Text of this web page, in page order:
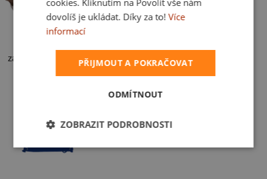
zástěra
cookies. Kliknutím na Povolit vše nám
dovolíš je ukládat. Díky za to! Více
informací
PŘIJMOUT A POKRAČOVAT
ODMÍTNOUT
ZOBRAZIT PODROBNOSTI